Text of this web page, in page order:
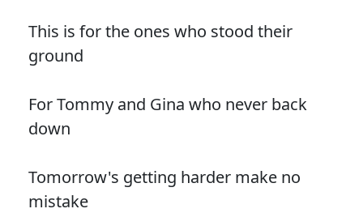
This is for the ones who stood their
ground
For Tommy and Gina who never back
down
Tomorrow's getting harder make no
mistake